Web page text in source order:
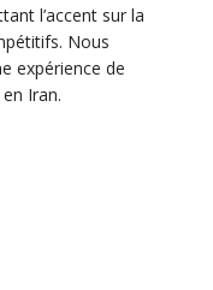
l’accent sur la
Nous
expérience de
Iran.